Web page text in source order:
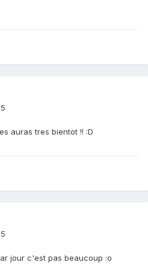
auras tres bientot !! :D
jour c'est pas beaucoup :o